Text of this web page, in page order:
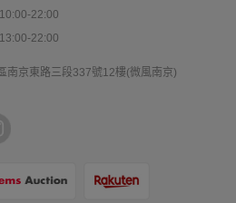
22:00
22:00
南京東路三段337號12樓(微風南京)